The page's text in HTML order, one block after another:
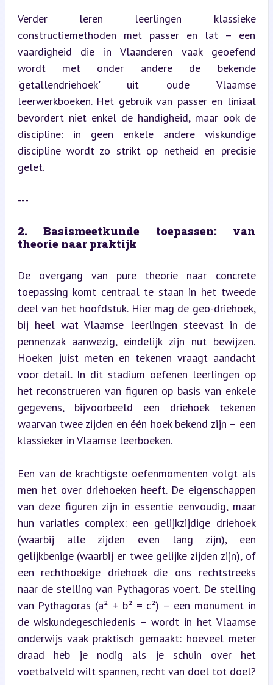
Verder leren leerlingen klassieke
constructiemethoden met passer en lat – een
vaardigheid die in Vlaanderen vaak geoefend
wordt met onder andere de bekende
'getallendriehoek' uit oude Vlaamse
leerwerkboeken. Het gebruik van passer en liniaal
bevordert niet enkel de handigheid, maar ook de
discipline: in geen enkele andere wiskundige
discipline wordt zo strikt op netheid en precisie
gelet.
---
2. Basismeetkunde toepassen: van
theorie naar praktijk
De overgang van pure theorie naar concrete
toepassing komt centraal te staan in het tweede
deel van het hoofdstuk. Hier mag de geo-driehoek,
bij heel wat Vlaamse leerlingen steevast in de
pennenzak aanwezig, eindelijk zijn nut bewijzen.
Hoeken juist meten en tekenen vraagt aandacht
voor detail. In dit stadium oefenen leerlingen op
het reconstrueren van figuren op basis van enkele
gegevens, bijvoorbeeld een driehoek tekenen
waarvan twee zijden en één hoek bekend zijn – een
klassieker in Vlaamse leerboeken.
Een van de krachtigste oefenmomenten volgt als
men het over driehoeken heeft. De eigenschappen
van deze figuren zijn in essentie eenvoudig, maar
hun variaties complex: een gelijkzijdige driehoek
(waarbij alle zijden even lang zijn), een
gelijkbenige (waarbij er twee gelijke zijden zijn), of
een rechthoekige driehoek die ons rechtstreeks
naar de stelling van Pythagoras voert. De stelling
van Pythagoras (a² + b² = c²) – een monument in
de wiskundegeschiedenis – wordt in het Vlaamse
onderwijs vaak praktisch gemaakt: hoeveel meter
draad heb je nodig als je schuin over het
voetbalveld wilt spannen, recht van doel tot doel?